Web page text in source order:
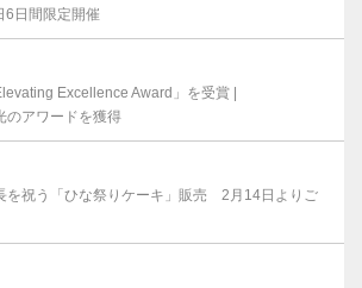
6日間限定開催
Excellence Award」を受賞 |
のアワードを獲得
を祝う「ひな祭りケーキ」販売 2月14日よりご